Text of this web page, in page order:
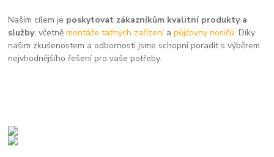
Naším cílem je poskytovat zákazníkům kvalitní produkty a
služby, včetněmontáže tažných zařízení apůjčovny nosičů. Díky
našim zkušenostem a odbornosti jsme schopni poradit s výběrem
nejvhodnějšího řešení pro vaše potřeby.